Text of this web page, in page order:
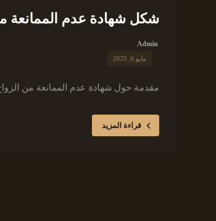
شكل شهادة عدم الممانعة
Admin
مايو 6, 2025
مقدمة حول شهادة عدم الممانعة من
قراءة المزيد